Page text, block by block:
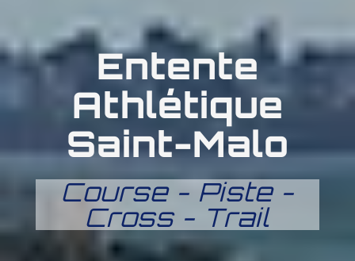
Entente
Athlétique
Saint-Malo
Course - Piste -
Cross - Trail